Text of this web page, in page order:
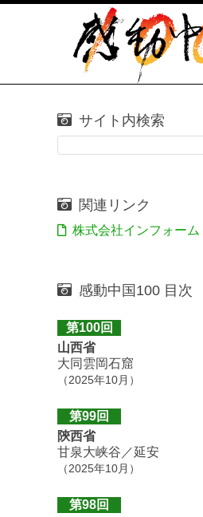
サイト内検索
関連リンク
株式会社インフォーム
感動中国100 目次
第100回
山西省
大同雲岡石窟
（2025年10月）
第99回
陝西省
甘泉大峡谷／延安
（2025年10月）
第98回